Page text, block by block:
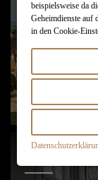
beispielsweise da
Geheimdienste auf
in den Cookie-